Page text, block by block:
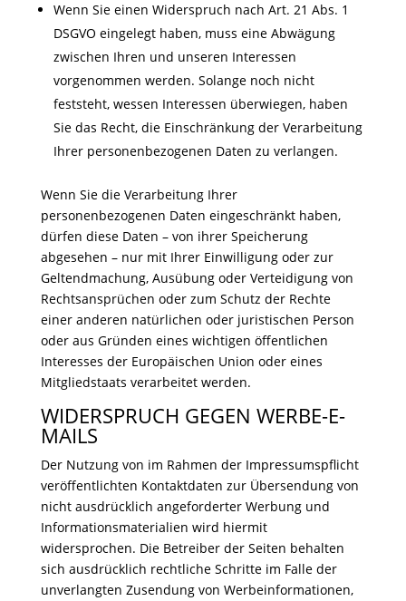
Wenn Sie einen Widerspruch nach Art. 21 Abs. 1
DSGVO eingelegt haben, muss eine Abwägung
zwischen Ihren und unseren Interessen
vorgenommen werden. Solange noch nicht
feststeht, wessen Interessen überwiegen, haben
Sie das Recht, die Einschränkung der Verarbeitung
Ihrer personenbezogenen Daten zu verlangen.
Wenn Sie die Verarbeitung Ihrer
personenbezogenen Daten eingeschränkt haben,
dürfen diese Daten – von ihrer Speicherung
abgesehen – nur mit Ihrer Einwilligung oder zur
Geltendmachung, Ausübung oder Verteidigung von
Rechtsansprüchen oder zum Schutz der Rechte
einer anderen natürlichen oder juristischen Person
oder aus Gründen eines wichtigen öffentlichen
Interesses der Europäischen Union oder eines
Mitgliedstaats verarbeitet werden.
WIDERSPRUCH GEGEN WERBE-E-
MAILS
Der Nutzung von im Rahmen der Impressumspflicht
veröffentlichten Kontaktdaten zur Übersendung von
nicht ausdrücklich angeforderter Werbung und
Informationsmaterialien wird hiermit
widersprochen. Die Betreiber der Seiten behalten
sich ausdrücklich rechtliche Schritte im Falle der
unverlangten Zusendung von Werbeinformationen,